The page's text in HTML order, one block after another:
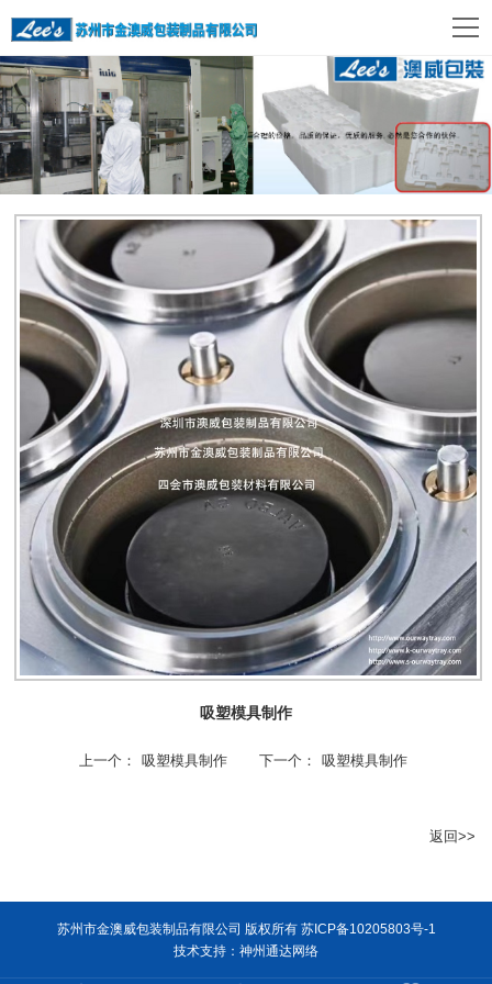
吸塑模具制作
上一个： 吸塑模具制作 下一个： 吸塑模具制作
返回>>
苏州市金澳威包装制品有限公司 版权所有 苏ICP备10205803号-1
技术支持： 神州通达网络